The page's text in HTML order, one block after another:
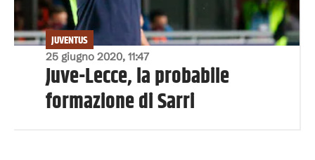
25 giugno 2020, 11:47
JUVENTUS
Juve-Lecce, la probabile
formazione di Sarri